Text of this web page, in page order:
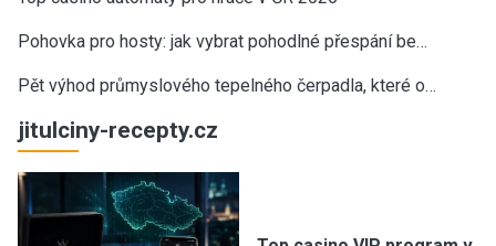
Pohovka pro hosty: jak vybrat pohodlné přespání be…
Pět výhod průmyslového tepelného čerpadla, které o…
jitulciny-recepty.cz